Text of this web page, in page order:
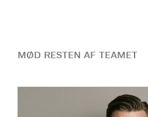
MØD RESTEN AF TEAMET